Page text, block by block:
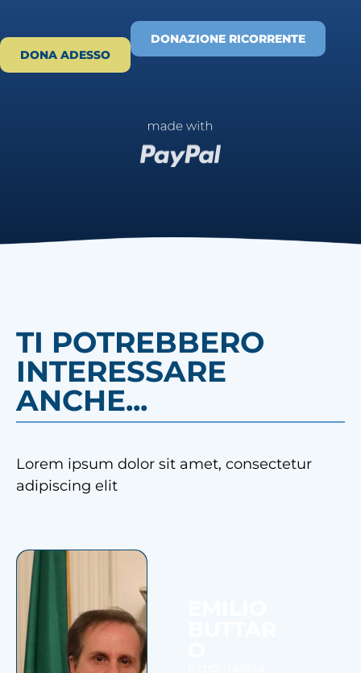
DONA ADESSO
DONAZIONE RICORRENTE
TI POTREBBERO
INTERESSARE
ANCHE...
Lorem ipsum dolor sit amet, consectetur
adipiscing elit